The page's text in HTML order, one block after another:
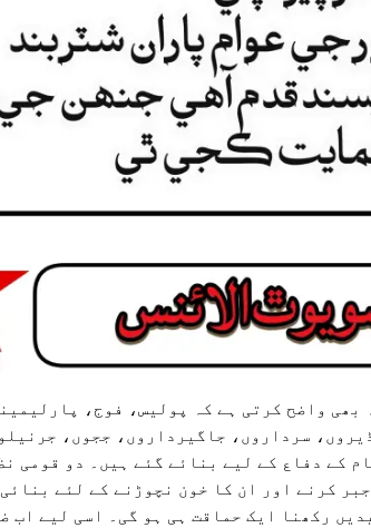
بھی واضح کرتی ہے کہ پولیس، فوج،
سرداروں، جاگیرداروں، ججوں،
کے دفاع کے لیے بنائے گئے ہیں۔ دو قومی
کرنے اور ان کا خون نچوڑنے کے لئے بنائی
رکھنا ایک حماقت ہی ہو گی۔ اسی لیے اب